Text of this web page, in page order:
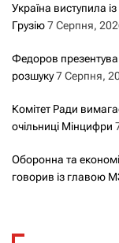
Україна виступила
Грузію7 Серпня,
Федоров
розшуку7 Серпня,
Комітет Ради
очільниці Мінцифри
Оборонна та
говорив із главою